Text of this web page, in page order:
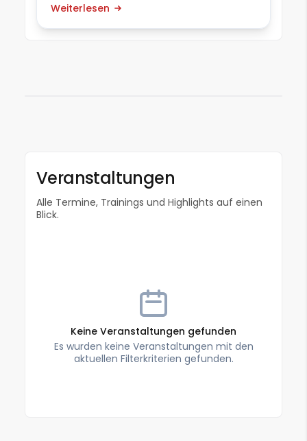
April, bei denen es unter anderem um
internationale Nominierungen ging,
Weiterlesen
Veranstaltungen
Alle Termine, Trainings und Highlights auf einen
Blick.
Keine Veranstaltungen gefunden
Es wurden keine Veranstaltungen mit den
aktuellen Filterkriterien gefunden.